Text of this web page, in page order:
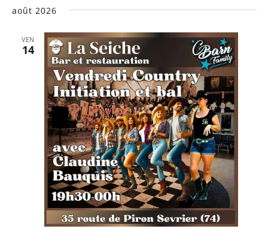
par
une
août 2026
VEN
14